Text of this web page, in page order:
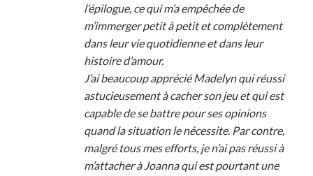
l’épilogue, ce qui m’a empêchée de
m’immerger petit à petit et complètement
dans leur vie quotidienne et dans leur
histoire d’amour.
J’ai beaucoup apprécié Madelyn qui réussi
astucieusement à cacher son jeu et qui est
capable de se battre pour ses opinions
quand la situation le nécessite. Par contre,
malgré tous mes efforts, je n’ai pas réussi à
m’attacher à Joanna qui est pourtant une